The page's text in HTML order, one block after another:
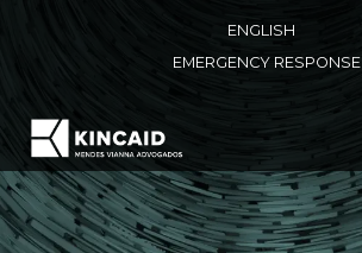
ENGLISH
EMERGENCY RESPONSE